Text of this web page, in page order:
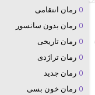
رمان انتقامی
رمان بدون سانسور
رمان تاریخی
رمان تراژدی
رمان جدید
رمان خون بسی